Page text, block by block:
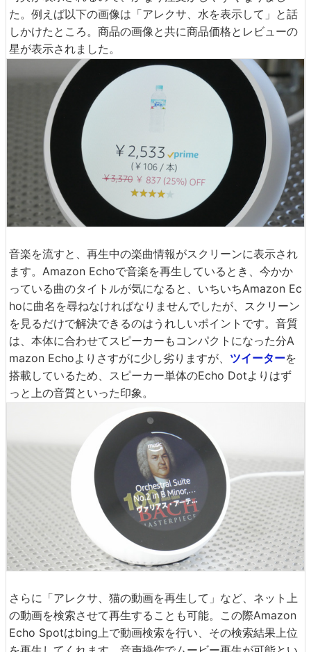
た。例えば以下の画像は「アレクサ、水を表示して」と話
しかけたところ。商品の画像と共に商品価格とレビューの
星が表示されました。
音楽を流すと、再生中の楽曲情報がスクリーンに表示され
ます。Amazon Echoで音楽を再生しているとき、今かか
っている曲のタイトルが気になると、いちいちAmazon Ec
hoに曲名を尋ねなければなりませんでしたが、スクリーン
を見るだけで解決できるのはうれしいポイントです。音質
は、本体に合わせてスピーカーもコンパクトになった分A
mazon Echoよりさすがに少し劣りますが、 ツイーターを
搭載しているため、スピーカー単体のEcho Dotよりはず
っと上の音質といった印象。
さらに「アレクサ、猫の動画を再生して」など、ネット上
の動画を検索させて再生することも可能。この際Amazon
Echo Spotはbing上で動画検索を行い、その検索結果上位